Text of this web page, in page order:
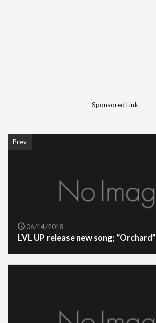
Sponsored Link
Prev
06/14/2018
LVL UP release new song; “Orchard”